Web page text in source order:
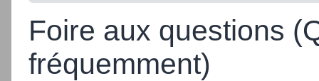
Foire aux questions
fréquemment)